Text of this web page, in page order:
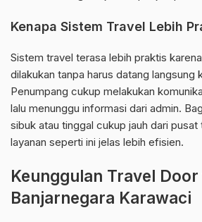
Kenapa Sistem Travel Lebih
Sistem travel terasa lebih praktis
dilakukan tanpa harus datang langsung
Penumpang cukup melakukan
lalu menunggu informasi dari admin.
sibuk atau tinggal cukup jauh dari
layanan seperti ini jelas lebih efisien.
Keunggulan Travel
Banjarnegara Karawaci